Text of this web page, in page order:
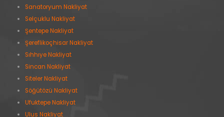
Sanatoryum Nakliyat
Selçuklu Nakliyat
Şentepe Nakliyat
Şereflikoçhisar Nakliyat
Sıhhıye Nakliyat
Sincan Nakliyat
Siteler Nakliyat
Söğütözü Nakliyat
Ufuktepe Nakliyat
Ulus Nakliyat